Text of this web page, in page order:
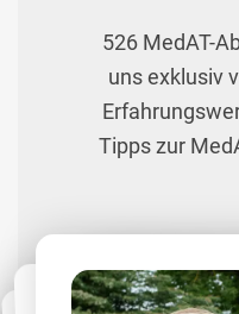
526 MedAT-
uns exklusiv
Tipps zur